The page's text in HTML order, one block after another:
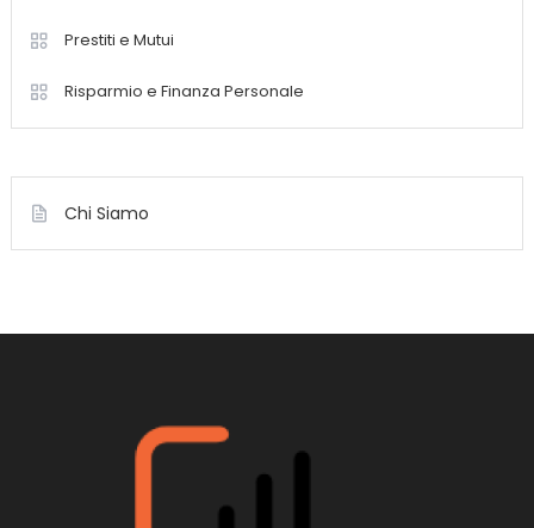
Prestiti e Mutui
Risparmio e Finanza Personale
Chi Siamo